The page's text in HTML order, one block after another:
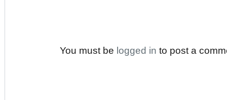
You must be logged in to post a